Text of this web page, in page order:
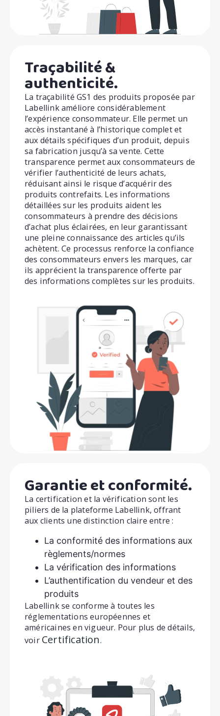
Traçabilité &
authenticité.
La traçabilité GS1 des produits proposée par
Labellink améliore considérablement
l’expérience consommateur. Elle permet un
accès instantané à l’historique complet et
aux détails spécifiques d’un produit, depuis
sa fabrication jusqu’à sa vente. Cette
transparence permet aux consommateurs de
vérifier l’authenticité de leurs achats,
réduisant ainsi le risque d’acquérir des
produits contrefaits. Les informations
détaillées sur les produits aident les
consommateurs à prendre des décisions
d’achat plus éclairées, en leur garantissant
une pleine connaissance des articles qu’ils
achètent. Ce processus renforce la confiance
des consommateurs envers les marques, car
ils apprécient la transparence offerte par
des informations complètes sur les produits.
Garantie et conformité.
La certification et la vérification sont les
piliers de la plateforme Labellink, offrant
aux clients une distinction claire entre :
La conformité des informations aux
règlements/normes
La vérification des informations
L’authentification du vendeur et des
produits
Labellink se conforme à toutes les
réglementations européennes et
américaines en vigueur. Pour plus de détails,
voir Certification.